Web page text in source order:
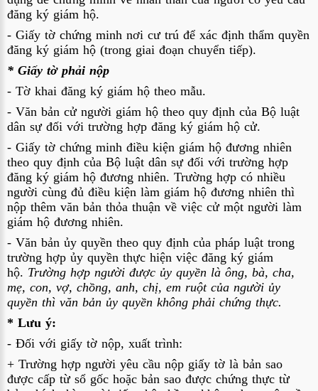
đăng ký giám hộ.
- Giấy tờ chứng minh nơi cư trú để xác định thẩm quyền
đăng ký giám hộ (trong giai đoạn chuyển tiếp).
* Giấy tờ phải nộp
- Tờ khai đăng ký giám hộ theo mẫu.
- Văn bản cử người giám hộ theo quy định của Bộ luật
dân sự đối với trường hợp đăng ký giám hộ cử.
- Giấy tờ chứng minh điều kiện giám hộ đương nhiên
theo quy định của Bộ luật dân sự đối với trường hợp
đăng ký giám hộ đương nhiên. Trường hợp có nhiều
người cùng đủ điều kiện làm giám hộ đương nhiên thì
nộp thêm văn bản thỏa thuận về việc cử một người làm
giám hộ đương nhiên.
- Văn bản ủy quyền theo quy định của pháp luật trong
trường hợp ủy quyền thực hiện việc đăng ký giám
hộ. Trường hợp người được ủy quyền là ông, bà, cha,
mẹ, con, vợ, chồng, anh, chị, em ruột của người ủy
quyền thì văn bản ủy quyền không phải chứng thực.
* Lưu ý:
- Đối với giấy tờ nộp, xuất trình:
+ Trường hợp người yêu cầu nộp giấy tờ là bản sao
được cấp từ sổ gốc hoặc bản sao được chứng thực từ